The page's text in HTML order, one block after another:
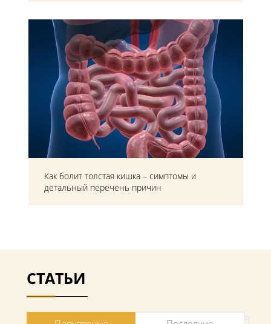
Как болит толстая кишка – симптомы и
детальный перечень причин
СТАТЬИ